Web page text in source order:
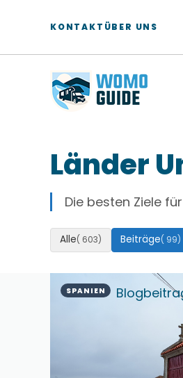
KONTAKT ÜBER UNS
Länder
Die besten Ziele
Alle( 603) Beiträge( 99)
SPANIEN